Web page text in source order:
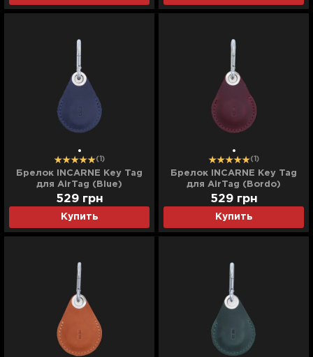
(1)
Брелок INCARNE Key Tag
для AirTag (Blue)
Купить
529 грн
(1)
Брелок INCARNE Key Tag
для AirTag (Bordo)
Купить
529 грн